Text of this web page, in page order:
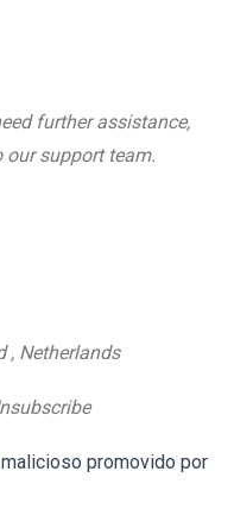
further assistance,
our support team.
, Netherlands
promovido por